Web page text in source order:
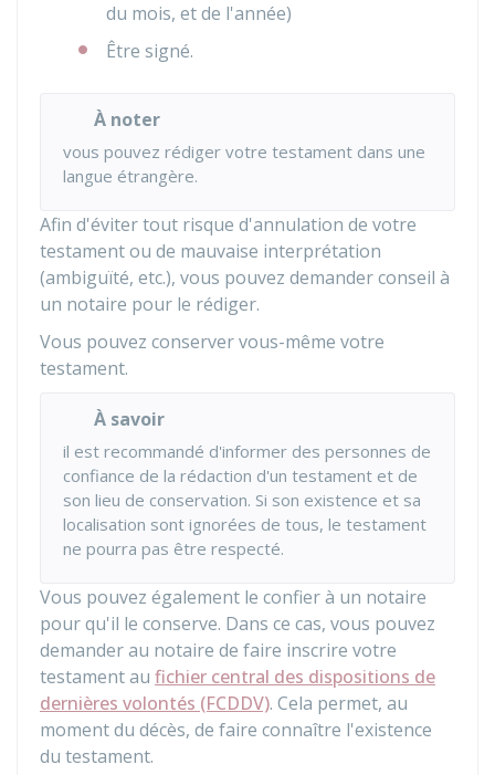
du mois, et de l'année)
Être signé.
À noter
vous pouvez rédiger votre testament dans une
langue étrangère.
Afin d'éviter tout risque d'annulation de votre
testament ou de mauvaise interprétation
(ambiguïté, etc.), vous pouvez demander conseil à
un notaire pour le rédiger.
Vous pouvez conserver vous-même votre
testament.
À savoir
il est recommandé d'informer des personnes de
confiance de la rédaction d'un testament et de
son lieu de conservation. Si son existence et sa
localisation sont ignorées de tous, le testament
ne pourra pas être respecté.
Vous pouvez également le confier à un notaire
pour qu'il le conserve. Dans ce cas, vous pouvez
demander au notaire de faire inscrire votre
testament au fichier central des dispositions de
dernières volontés (FCDDV). Cela permet, au
moment du décès, de faire connaître l'existence
du testament.